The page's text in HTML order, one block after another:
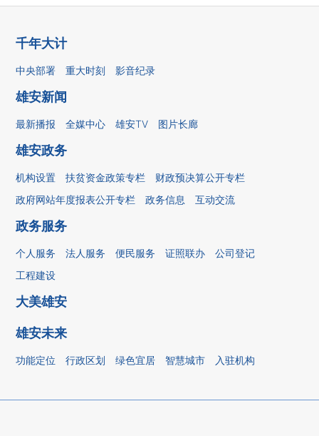
千年大计
中央部署 重大时刻 影音纪录
雄安新闻
最新播报 全媒中心 雄安TV 图片长廊
雄安政务
机构设置 扶贫资金政策专栏
财政预决算公开专栏
政府网站年度报表公开专栏
政务信息 互动交流
政务服务
个人服务 法人服务 便民服务 证照联办
公司登记
工程建设
大美雄安
雄安未来
功能定位 行政区划 绿色宜居 智慧城市 入驻机构